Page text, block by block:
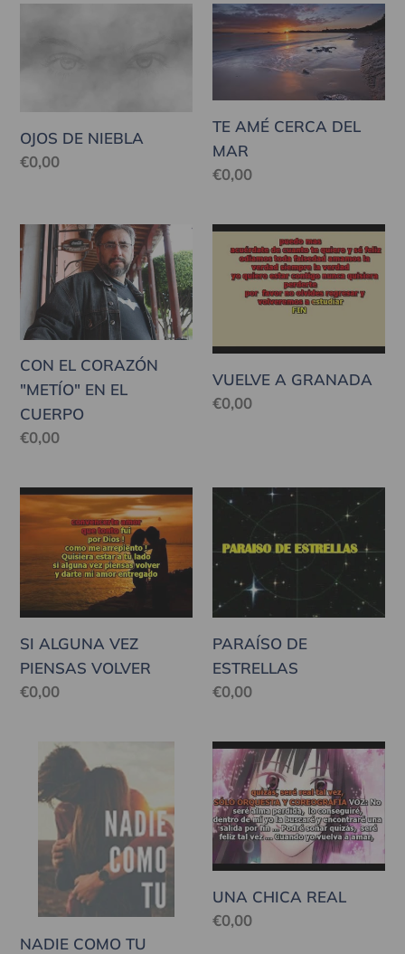
OJOS DE NIEBLA
Precio
€0,00
TE
AMÉ
CERCA
TE AMÉ CERCA DEL
MAR
Precio
€0,00
CON
EL
CORAZÓN
"METÍO"
EN
EL
CUERPO
CON EL CORAZÓN
"METÍO" EN EL
CUERPO
Precio
€0,00
VUELVE
GRANADA
VUELVE A GRANADA
Precio
€0,00
SI
ALGUNA
PIENSAS
VOLVER
SI ALGUNA VEZ
PIENSAS VOLVER
Precio
€0,00
PARAÍSO
ESTRELLAS
PARAÍSO DE
ESTRELLAS
Precio
€0,00
NADIE
COMO
TU
NADIE COMO TU
UNA
CHICA
REAL
UNA CHICA REAL
Precio
€0,00